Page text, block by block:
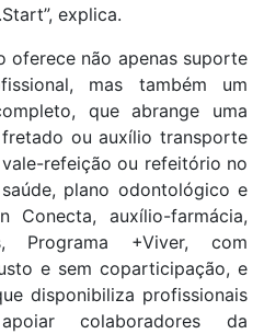
explica.
oferece não apenas suporte
mas também um
que abrange uma
ou auxílio transporte
refeição ou refeitório no
plano odontológico e
Conecta, auxílio-farmácia,
Programa +Viver, com
e sem coparticipação, e
disponibiliza profissionais
colaboradores da